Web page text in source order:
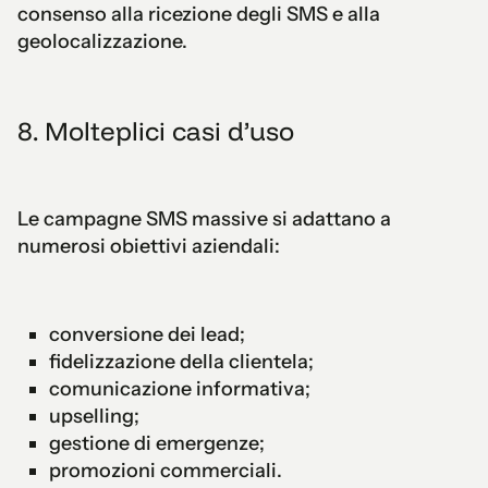
consenso alla ricezione degli SMS e alla
geolocalizzazione.
8. Molteplici casi d’uso
Le campagne SMS massive si adattano a
numerosi obiettivi aziendali:
conversione dei lead;
fidelizzazione della clientela;
comunicazione informativa;
upselling;
gestione di emergenze;
promozioni commerciali.